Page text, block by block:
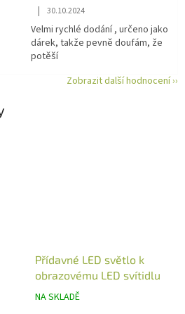
Hodnocení obchodu je 5 z 5
| 30.10.2024
Velmi rychlé dodání , určeno jako
dárek, takže pevně doufám, že
potěší
Zobrazit další hodnocení ››
Přídavné LED světlo k
obrazovému LED svítidlu
NA SKLADĚ